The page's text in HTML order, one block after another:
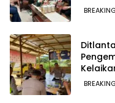
Run